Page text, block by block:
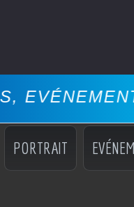
PORTRAIT